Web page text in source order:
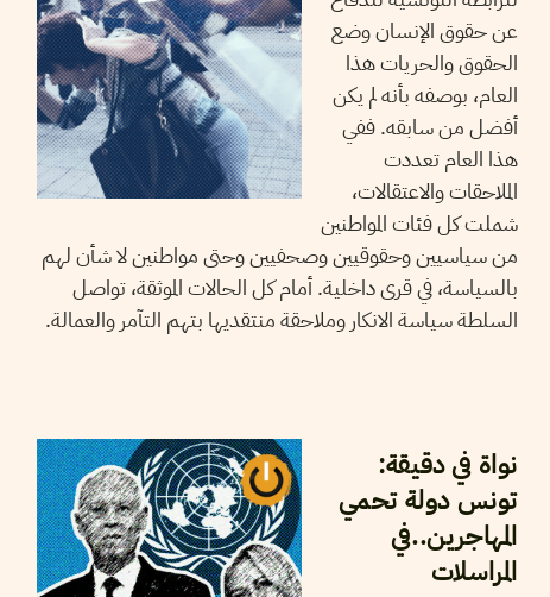
عن حقوق الإنسان وضع
الحقوق والحريات هذا
العام، بوصفه بأنه لم يكن
أفضل من سابقه. ففي
هذا العام تعددت
الملاحقات والاعتقالات،
شملت كل فئات المواطنين
من سياسيين وحقوقيين وصحفيين وحتى مواطنين لا شأن لهم
بالسياسة، في قرى داخلية. أمام كل الحالات الموثقة، تواصل
السلطة سياسة الانكار وملاحقة منتقديها بتهم التآمر والعمالة.
نواة في دقيقة:
تونس دولة تحمي
المهاجرين..في
المراسلات